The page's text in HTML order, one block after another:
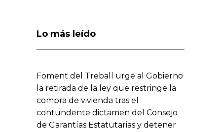
Lo más leído
Foment del Treball urge al Gobierno
la retirada de la ley que restringe la
compra de vivienda tras el
contundente dictamen del Consejo
de Garantías Estatutarias y detener